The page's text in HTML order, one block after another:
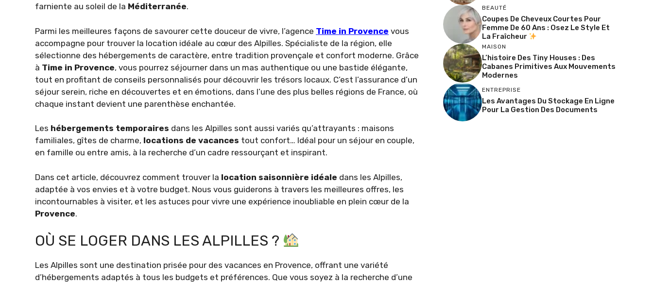
farniente au soleil de la Méditerranée.
Parmi les meilleures façons de savourer cette douceur de vivre, l’agence Time in Provence vous
accompagne pour trouver la location idéale au cœur des Alpilles. Spécialiste de la région, elle
sélectionne des hébergements de caractère, entre tradition provençale et confort moderne. Grâce
à Time in Provence, vous pourrez séjourner dans un mas authentique ou une bastide élégante,
tout en profitant de conseils personnalisés pour découvrir les trésors locaux. C’est l’assurance d’un
séjour serein, riche en découvertes et en émotions, dans l’une des plus belles régions de France, où
chaque instant devient une parenthèse enchantée.
Les hébergements temporaires dans les Alpilles sont aussi variés qu’attrayants : maisons
familiales, gîtes de charme, locations de vacances tout confort… Idéal pour un séjour en couple,
en famille ou entre amis, à la recherche d’un cadre ressourçant et inspirant.
Dans cet article, découvrez comment trouver la location saisonnière idéale dans les Alpilles,
adaptée à vos envies et à votre budget. Nous vous guiderons à travers les meilleures offres, les
incontournables à visiter, et les astuces pour vivre une expérience inoubliable en plein cœur de la
Provence.
OÙ SE LOGER DANS LES ALPILLES ?
Les Alpilles sont une destination prisée pour des vacances en Provence, offrant une variété
d’hébergements adaptés à tous les budgets et préférences. Que vous soyez à la recherche d’une
BEAUTÉ
Coupes De Cheveux Courtes Pour
Femme De 60 Ans : Osez Le Style Et
La Fraîcheur
MAISON
L’histoire Des Tiny Houses : Des
Cabanes Primitives Aux Mouvements
Modernes
ENTREPRISE
Les Avantages Du Stockage En Ligne
Pour La Gestion Des Documents